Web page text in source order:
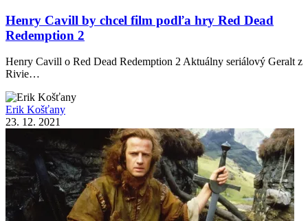
Henry Cavill by chcel film podľa hry Red Dead
Redemption 2
Henry Cavill o Red Dead Redemption 2 Aktuálny seriálový Geralt z
Rivie…
Erik Košťany
23. 12. 2021